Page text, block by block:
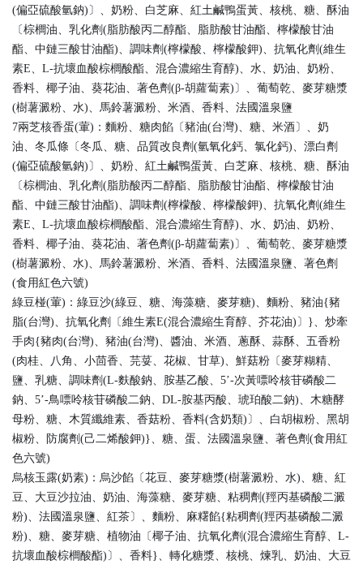
(偏亞硫酸氫鈉)〕、奶粉、白芝麻、紅土鹹鴨蛋黃、核桃、糖、酥油
〔棕櫚油、乳化劑(脂肪酸丙二醇酯、脂肪酸甘油酯、檸檬酸甘油
酯、中鏈三酸甘油酯)、調味劑(檸檬酸、檸檬酸鉀)、抗氧化劑(維生
素E、L-抗壞血酸棕櫚酸酯、混合濃縮生育醇)、水、奶油、奶粉、
香料、椰子油、葵花油、著色劑(β-胡蘿蔔素)〕、葡萄乾、麥芽糖漿
(樹薯澱粉、水)、馬鈴薯澱粉、米酒、香料、法國溫泉鹽
7兩芝核香蛋(葷)：麵粉、糖肉餡〔豬油(台灣)、糖、米酒〕、奶
油、冬瓜條〔冬瓜、糖、品質改良劑(氫氧化鈣、氯化鈣)、漂白劑
(偏亞硫酸氫鈉)〕、奶粉、紅土鹹鴨蛋黃、白芝麻、核桃、糖、酥油
〔棕櫚油、乳化劑(脂肪酸丙二醇酯、脂肪酸甘油酯、檸檬酸甘油
酯、中鏈三酸甘油酯)、調味劑(檸檬酸、檸檬酸鉀)、抗氧化劑(維生
素E、L-抗壞血酸棕櫚酸酯、混合濃縮生育醇)、水、奶油、奶粉、
香料、椰子油、葵花油、著色劑(β-胡蘿蔔素)〕、葡萄乾、麥芽糖漿
(樹薯澱粉、水)、馬鈴薯澱粉、米酒、香料、法國溫泉鹽、著色劑
(食用紅色六號)
綠豆椪(葷)：綠豆沙(綠豆、糖、海藻糖、麥芽糖)、麵粉、豬油{豬
脂(台灣)、抗氧化劑〔維生素E(混合濃縮生育醇、芥花油)〕}、炒牽
手肉{豬肉(台灣)、豬油(台灣)、醬油、米酒、蔥酥、蒜酥、五香粉
(肉桂、八角、小茴香、芫荽、花椒、甘草)、鮮菇粉〔麥芽糊精、
鹽、乳糖、調味劑(L-麩酸鈉、胺基乙酸、5’-次黃嘌呤核苷磷酸二
鈉、5’-鳥嘌呤核苷磷酸二鈉、DL-胺基丙酸、琥珀酸二鈉)、木糖酵
母粉、糖、木質纖維素、香菇粉、香料(含奶類)〕、白胡椒粉、黑胡
椒粉、防腐劑(己二烯酸鉀)}、糖、蛋、法國溫泉鹽、著色劑(食用紅
色六號)
烏核玉露(奶素)：烏沙餡〔花豆、麥芽糖漿(樹薯澱粉、水)、糖、紅
豆、大豆沙拉油、奶油、海藻糖、麥芽糖、粘稠劑(羥丙基磷酸二澱
粉)、法國溫泉鹽、紅茶〕、麵粉、麻糬餡{粘稠劑(羥丙基磷酸二澱
粉)、糖、麥芽糖、植物油〔椰子油、抗氧化劑(混合濃縮生育醇、L-
抗壞血酸棕櫚酸酯)〕、香料}、轉化糖漿、核桃、煉乳、奶油、大豆